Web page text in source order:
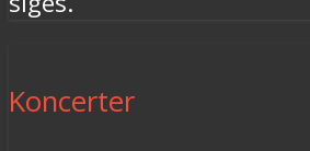
Koncerter